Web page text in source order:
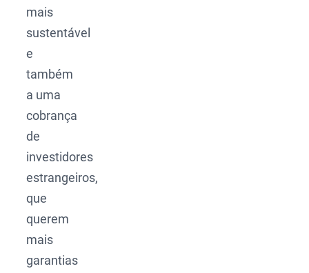
mais
sustentável
e
também
a uma
cobrança
de
investidores
estrangeiros,
que
querem
mais
garantias